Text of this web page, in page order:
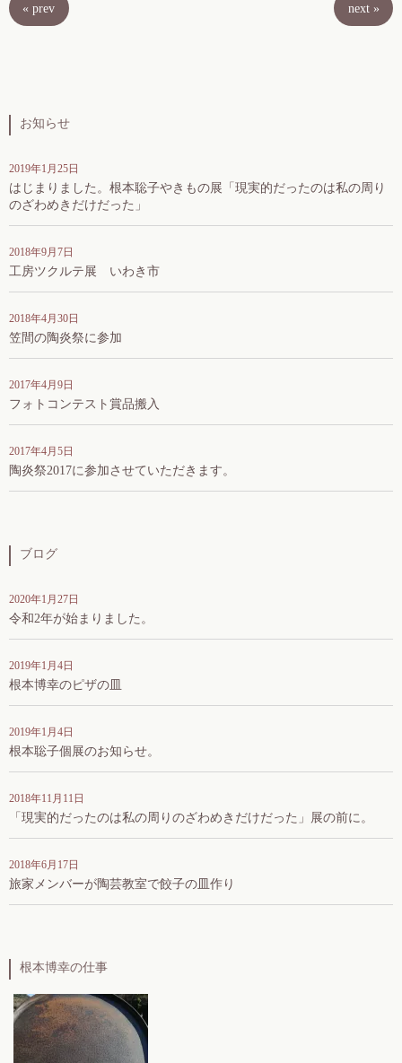
« prev next »
お知らせ
2019年1月25日
はじまりました。根本聡子やきもの展「現実的だったのは私の周り
のざわめきだけだった」
2018年9月7日
工房ツクルテ展 いわき市
2018年4月30日
笠間の陶炎祭に参加
2017年4月9日
フォトコンテスト賞品搬入
2017年4月5日
陶炎祭2017に参加させていただきます。
ブログ
2020年1月27日
令和2年が始まりました。
2019年1月4日
根本博幸のピザの皿
2019年1月4日
根本聡子個展のお知らせ。
2018年11月11日
「現実的だったのは私の周りのざわめきだけだった」展の前に。
2018年6月17日
旅家メンバーが陶芸教室で餃子の皿作り
根本博幸の仕事